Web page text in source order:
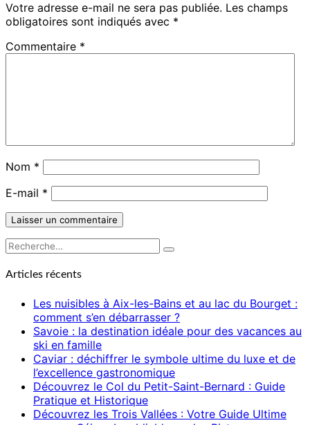
Votre adresse e-mail ne sera pas publiée. Les champs
obligatoires sont indiqués avec *
Commentaire *
Nom *
E-mail *
Rechercher :
Recherche
Articles récents
Les nuisibles à Aix-les-Bains et au lac du Bourget :
comment s’en débarrasser ?
Savoie : la destination idéale pour des vacances au
ski en famille
Caviar : déchiffrer le symbole ultime du luxe et de
l’excellence gastronomique
Découvrez le Col du Petit-Saint-Bernard : Guide
Pratique et Historique
Découvrez les Trois Vallées : Votre Guide Ultime